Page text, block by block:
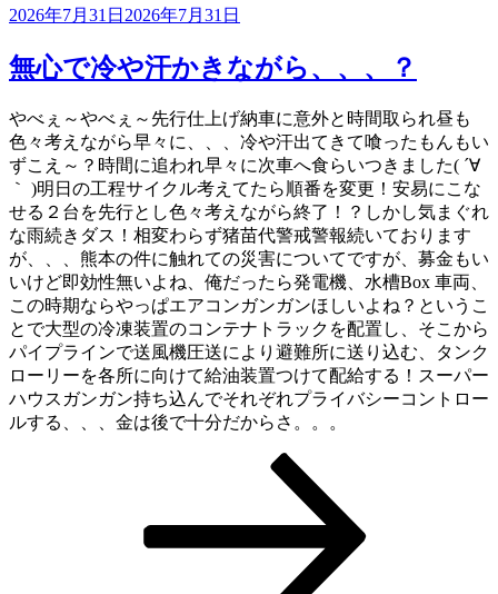
投
日:
2026年7月31日 2026年7月31日
無心で冷や汗かきながら、、、？
やべぇ～やべぇ～先行仕上げ納車に意外と時間取られ昼も
色々考えながら早々に、、、冷や汗出てきて喰ったもんもい
ずこえ～？時間に追われ早々に次車へ食らいつきました( ´∀
｀ )明日の工程サイクル考えてたら順番を変更！安易にこな
せる２台を先行とし色々考えながら終了！？しかし気まぐれ
な雨続きダス！相変わらず猪苗代警戒警報続いております
が、、、熊本の件に触れての災害についてですが、募金もい
いけど即効性無いよね、俺だったら発電機、水槽Box 車両、
この時期ならやっぱエアコンガンガンほしいよね？というこ
とで大型の冷凍装置のコンテナトラックを配置し、そこから
パイプラインで送風機圧送により避難所に送り込む、タンク
ローリーを各所に向けて給油装置つけて配給する！スーパー
ハウスガンガン持ち込んでそれぞれプライバシーコントロー
ルする、、、金は後で十分だからさ。。。